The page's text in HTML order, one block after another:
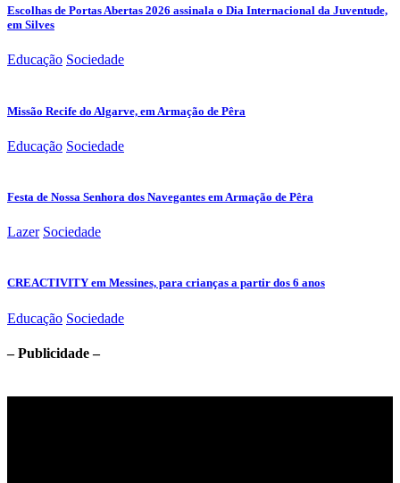
Escolhas de Portas Abertas 2026 assinala o Dia Internacional da Juventude,
em Silves
Educação Sociedade
Missão Recife do Algarve, em Armação de Pêra
Educação Sociedade
Festa de Nossa Senhora dos Navegantes em Armação de Pêra
Lazer Sociedade
CREACTIVITY em Messines, para crianças a partir dos 6 anos
Educação Sociedade
– Publicidade –